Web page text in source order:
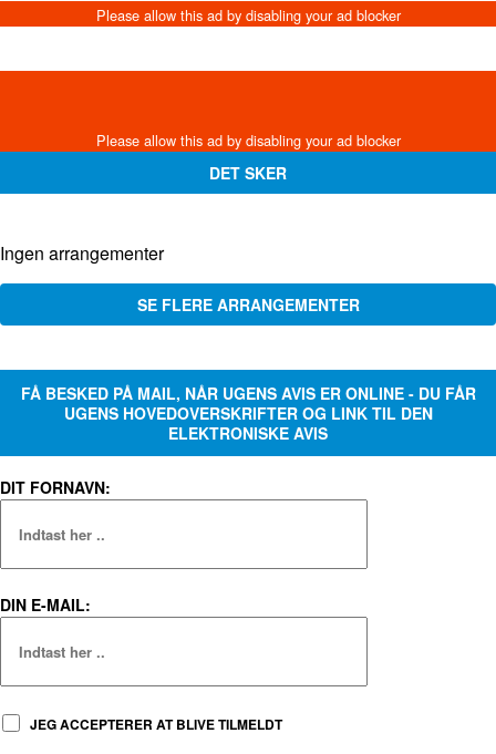
DET SKER
Ingen arrangementer
SE FLERE ARRANGEMENTER
FÅ BESKED PÅ MAIL, NÅR UGENS AVIS ER ONLINE - DU FÅR
UGENS HOVEDOVERSKRIFTER OG LINK TIL DEN
ELEKTRONISKE AVIS
DIT FORNAVN:
DIN E-MAIL:
JEG ACCEPTERER AT BLIVE TILMELDT